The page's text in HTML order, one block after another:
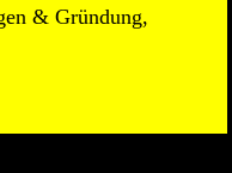
& Gründung,